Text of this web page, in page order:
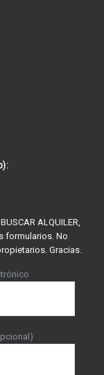
ALQUILER,
formularios. No
Gracias.